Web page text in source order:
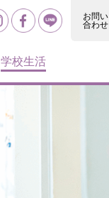
お問い
合わせ
学校生活